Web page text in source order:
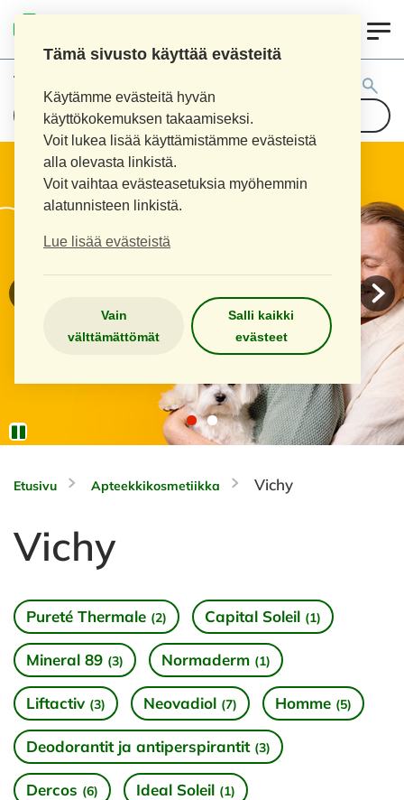
Tämä sivusto käyttää evästeitä
Käytämme evästeitä hyvän
käyttökokemuksen takaamiseksi.
Voit lukea lisää käyttämistämme evästeistä
alla olevasta linkistä.
Voit vaihtaa evästeasetuksia myöhemmin
alatunnisteen linkistä.
Lue lisää evästeistä
Vain
välttämättömät
Salli kaikki
evästeet
Tuotehaku:
Etusivu Apteekkikosmetiikka Vichy
Vichy
Pureté Thermale (2) Capital Soleil (1)
Mineral 89 (3) Normaderm (1)
Liftactiv (3) Neovadiol (7) Homme (5)
Deodorantit ja antiperspirantit (3)
Dercos (6) Ideal Soleil (1)